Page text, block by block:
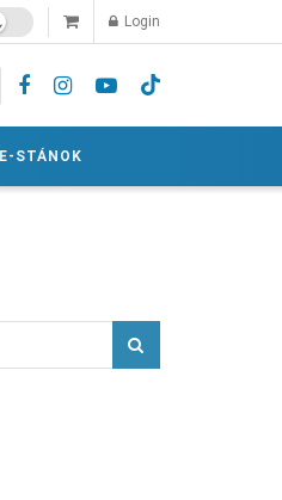
Login
E-STÁNOK